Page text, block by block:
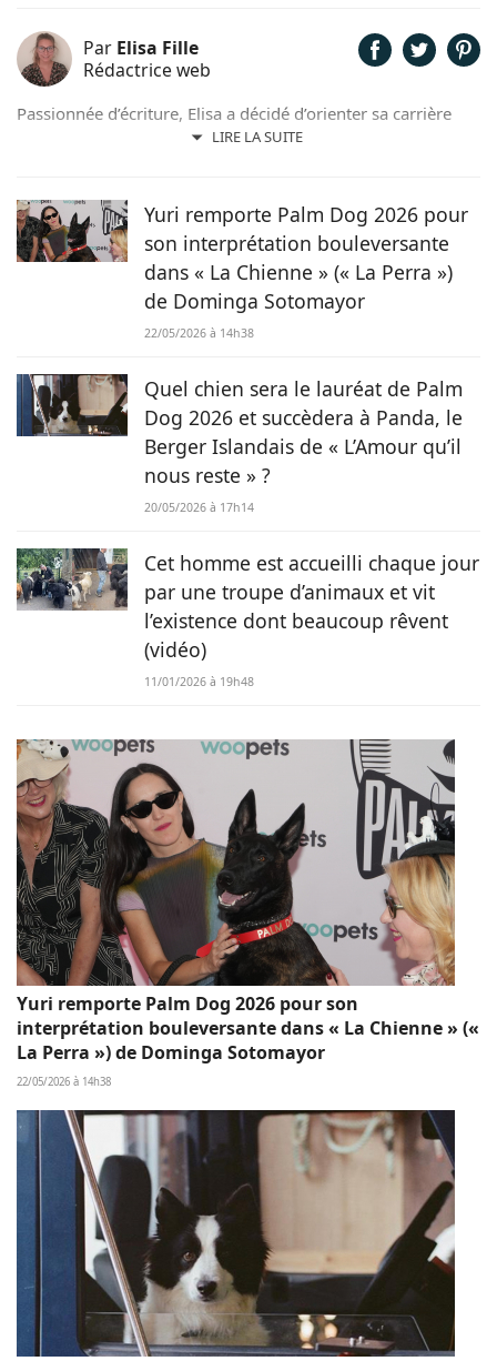
Par Elisa Fille
Rédactrice web
LIRE LA SUITE
Passionnée d’écriture, Elisa a décidé d’orienter sa carrière
professionnelle dans l’univers de la rédaction. Trouvant son
tout naturellement qu’elle prête sa plume à Chien.fr pour
vivre de ses deux passions.
Yuri remporte Palm Dog 2026 pour
son interprétation bouleversante
dans « La Chienne » (« La Perra »)
de Dominga Sotomayor
22/05/2026 à 14h38
Quel chien sera le lauréat de Palm
Dog 2026 et succèdera à Panda, le
Berger Islandais de « L’Amour qu’il
nous reste » ?
20/05/2026 à 17h14
Cet homme est accueilli chaque jour
par une troupe d’animaux et vit
l’existence dont beaucoup rêvent
(vidéo)
11/01/2026 à 19h48
Yuri remporte Palm Dog 2026 pour son
interprétation bouleversante dans « La Chienne » («
La Perra ») de Dominga Sotomayor
22/05/2026 à 14h38